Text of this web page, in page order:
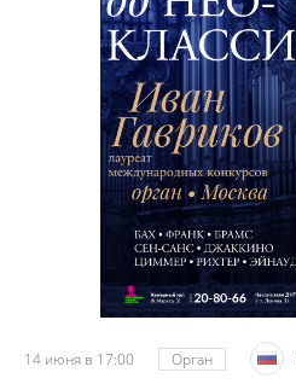
14 июня в 17:00 Орган